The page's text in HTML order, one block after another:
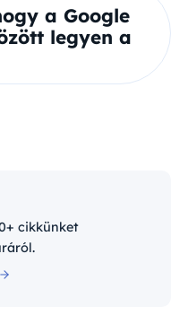
a Google
legyen a
cikkünket